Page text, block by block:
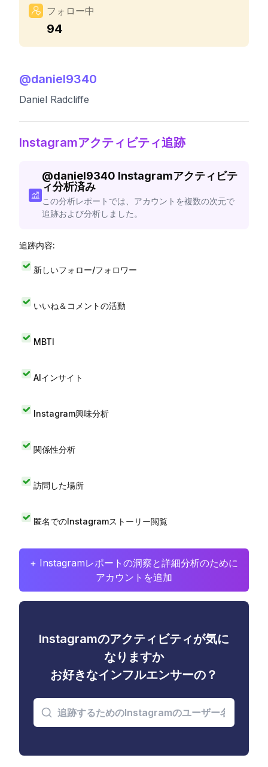
フォロー中
94
@daniel9340
Daniel Radcliffe
Instagramアクティビティ追跡
@daniel9340 Instagramアクティビテ
ィ分析済み
この分析レポートでは、アカウントを複数の次元で
追跡および分析しました。
追跡内容:
新しいフォロー/フォロワー
いいね＆コメントの活動
MBTI
AIインサイト
Instagram興味分析
関係性分析
訪問した場所
匿名でのInstagramストーリー閲覧
+ Instagramレポートの洞察と詳細分析のために
アカウントを追加
Instagramのアクティビティが気に
なりますか
お好きなインフルエンサーの？